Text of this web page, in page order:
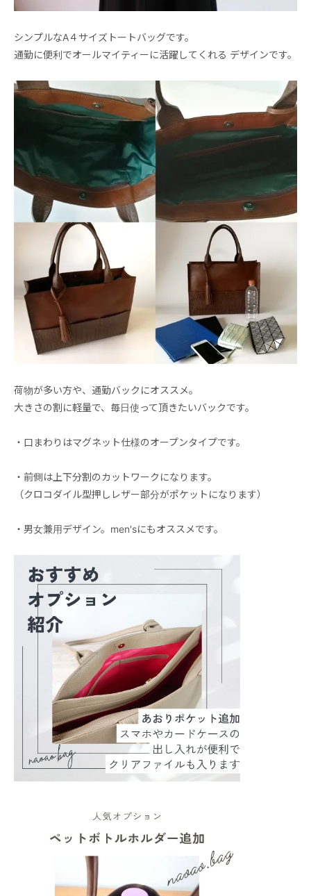
シンプルなA４サイズトートバッグです。
通勤に便利でオールマイティーに活躍してくれる デザインです。
荷物が多い方や、通勤バックにオススメ。
大きさの割に軽量で、毎日使って頂きたいバックです。
・口まわりはマグネット仕様のオープンタイプです。
・前側は上下分割のカットワークになります。
（クロコダイル型押しレザー部分がポケットになります）
・男女兼用デザイン。men'sにもオススメです。